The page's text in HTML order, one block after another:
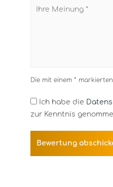
Die mit einem *
Ich habe die
zur Kenntnis
Bewertung